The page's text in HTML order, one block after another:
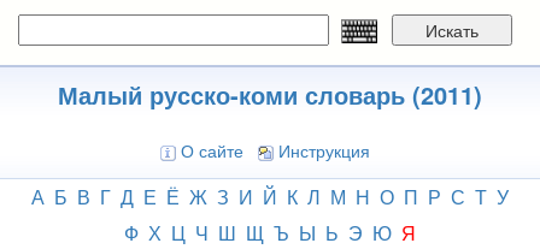
Искать
Малый русско-коми словарь (2011)
О сайте Инструкция
А Б В Г Д Е Ё Ж З И Й К Л М Н О П Р С Т У
Ф Х Ц Ч Ш Щ Ъ Ы Ь Э Ю Я